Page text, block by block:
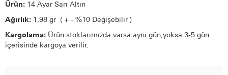
Ürün: 14 Ayar Sarı Altın
Ağırlık: 1,98 gr ( + - %10 Değişebilir )
Kargolama: Ürün stoklarımızda varsa aynı gün,yoksa 3-5 gün
içerisinde kargoya verilir.